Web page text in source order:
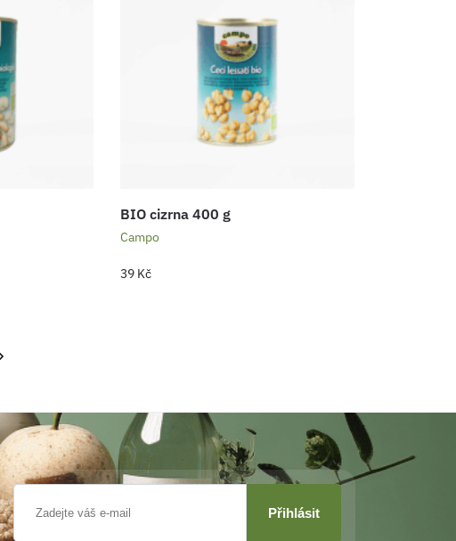
BIO cizrna 400 g
Campo
39 Kč